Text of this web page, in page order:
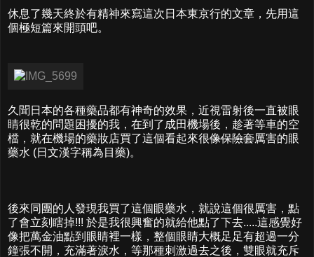
休息了幾天終於有精神來寫這次日本東京行的文章，先用這
個極短篇來開頭吧。
久聞日本的各種藥品都有神奇的效果，近視雷射後一直被眼
睛很乾的問題困擾的我，在到了成田機場後，趁著等車的空
檔，就在機場的藥妝店買了這個看起來很像保險套厲害的眼
藥水 (日文漢字稱為目藥)。
後來同團的人發現我買了這個眼藥水，就說這個很厲害，點
了會立刻瞎掉!!! 於是我很興奮的就給他點了下去.....這感覺好
像把萬金油點到眼睛裡一樣，整個眼睛大概足足有超過一分
鐘張不開，充滿著淚水，等那種刺激過去之後，雙眼就充斥